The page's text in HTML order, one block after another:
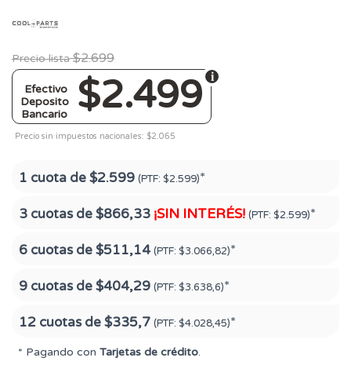
Precio lista $2.699
$2.499
Efectivo
Deposito
Bancario
Precio sin impuestos nacionales: $2.065
1 cuota de$2.599 (PTF: $2.599)*
3 cuotas de$866,33 ¡SIN INTERÉS! (PTF: $2.599)*
6 cuotas de$511,14 (PTF: $3.066,82)*
9 cuotas de$404,29 (PTF: $3.638,6)*
12 cuotas de$335,7 (PTF: $4.028,45)*
* Pagando con Tarjetas de crédito.